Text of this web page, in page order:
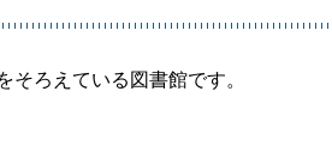
ろえている図書館です。